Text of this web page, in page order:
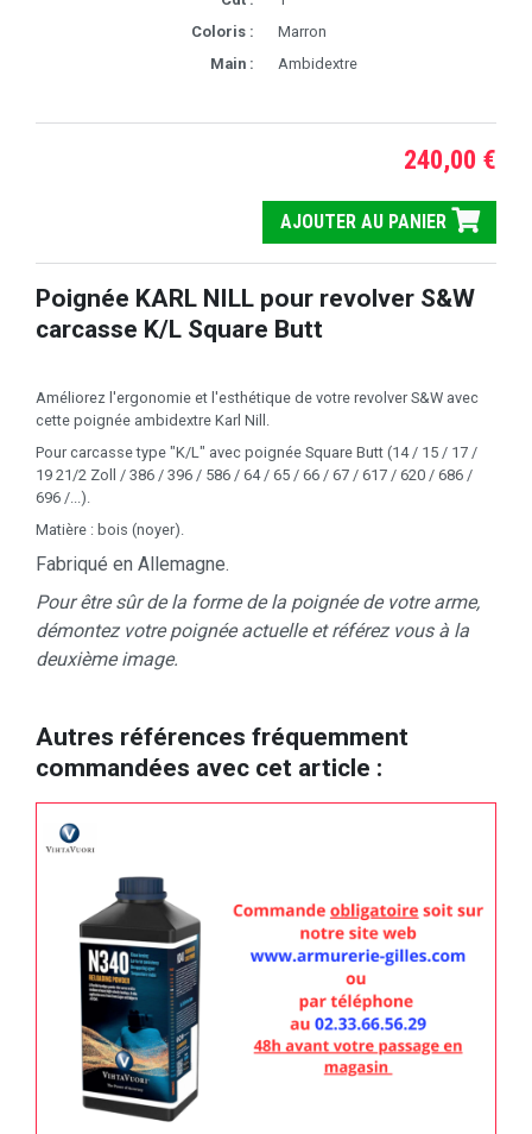
Coloris :
Marron
Main :
Ambidextre
240,00 €
AJOUTER AU PANIER
Poignée KARL NILL pour revolver S&W
carcasse K/L Square Butt
Améliorez l'ergonomie et l'esthétique de votre revolver S&W avec
cette poignée ambidextre Karl Nill.
Pour carcasse type "K/L" avec poignée Square Butt (14 / 15 / 17 /
19 21/2 Zoll / 386 / 396 / 586 / 64 / 65 / 66 / 67 / 617 / 620 / 686 /
696 /...).
Matière : bois (noyer).
Fabriqué en Allemagne.
Pour être sûr de la forme de la poignée de votre arme,
démontez votre poignée actuelle et référez vous à la
deuxième image.
Autres références fréquemment
commandées avec cet article :